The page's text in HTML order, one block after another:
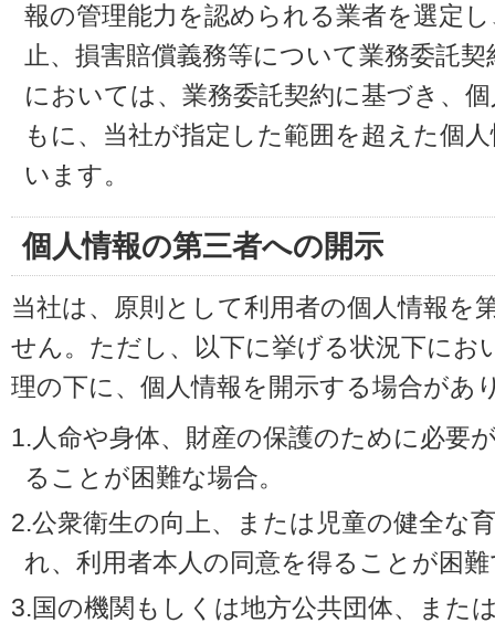
報の管理能力を認められる業者を選定
止、損害賠償義務等について業務委託
においては、業務委託契約に基づき、
もに、当社が指定した範囲を超えた個
います。
個人情報の第三者への開示
当社は、原則として利用者の個人情報を
せん。ただし、以下に挙げる状況下にお
理の下に、個人情報を開示する場合があ
1.人命や身体、財産の保護のために必要
ることが困難な場合。
2.公衆衛生の向上、または児童の健全な
れ、利用者本人の同意を得ることが困
3.国の機関もしくは地方公共団体、また